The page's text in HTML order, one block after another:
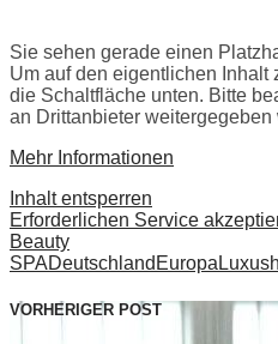
Sie sehen gerade einen
Um auf den eigentlichen Inhalt
die Schaltfläche unten. Bitte
an Drittanbieter weitergegeben
Mehr Informationen
Inhalt entsperren
Erforderlichen Service
Beauty
SPADeutschland Europa
VORHERIGER POST